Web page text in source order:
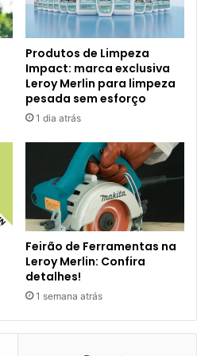
Produtos de Limpeza
Impact: marca exclusiva
Leroy Merlin para limpeza
pesada sem esforço
1 dia atrás
Feirão de Ferramentas na
Leroy Merlin: Confira
detalhes!
1 semana atrás